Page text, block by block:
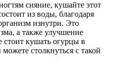
сияние, кушайте этот
из воды, благодаря
изнутри. Это
а также улучшение
стоит кушать огурцы в
столкнуться с такой